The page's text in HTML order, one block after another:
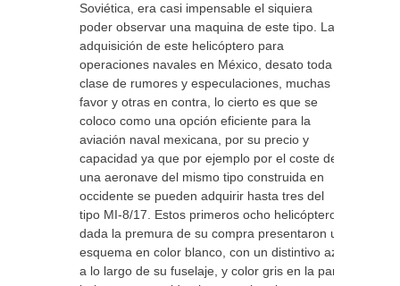
Soviética, era casi impensable el siquiera
poder observar una maquina de este tipo. La
adquisición de este helicóptero para
operaciones navales en México, desato toda
clase de rumores y especulaciones, muchas a
favor y otras en contra, lo cierto es que se
coloco como una opción eficiente para la
aviación naval mexicana, por su precio y
capacidad ya que por ejemplo por el coste de
una aeronave del mismo tipo construida en
occidente se pueden adquirir hasta tres del
tipo MI-8/17. Estos primeros ocho helicópteros
dada la premura de su compra presentaron un
esquema en color blanco, con un distintivo azul
a lo largo de su fuselaje, y color gris en la parte